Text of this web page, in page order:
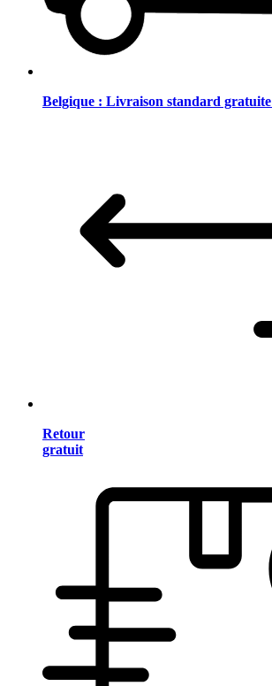
Belgique : Livraison standard gratuite
Retour
gratuit